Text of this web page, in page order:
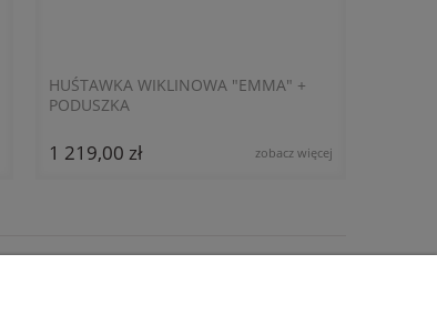
HUŚTAWKA WIKLINOWA "EMMA" +
PODUSZKA
1 219,00 zł zobacz więcej